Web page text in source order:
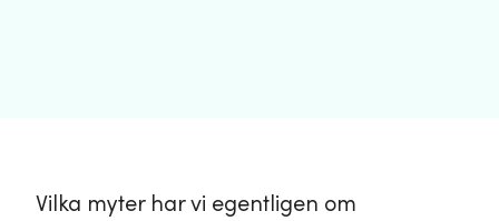
Vilka myter har vi egentligen om